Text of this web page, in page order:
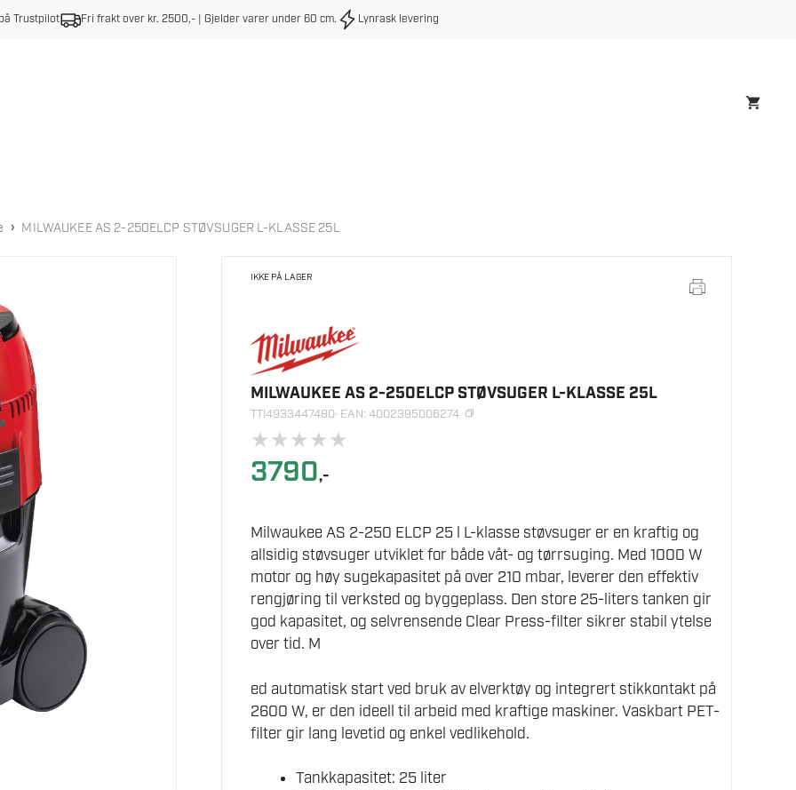
Trustpilot Fri frakt over kr. 2500,- | Gjelder varer under 60 cm. Lynrask levering
› MILWAUKEE AS 2-250ELCP STØVSUGER L-KLASSE 25L
IKKE PÅ LAGER
MILWAUKEE AS 2-250ELCP STØVSUGER L-KLASSE 25L
TTI4933447480· EAN: 4002395006274
★★★★★
3790,-
Milwaukee AS 2-250 ELCP 25 l L-klasse støvsuger er en kraftig og
allsidig støvsuger utviklet for både våt- og tørrsuging. Med 1000 W
motor og høy sugekapasitet på over 210 mbar, leverer den effektiv
rengjøring til verksted og byggeplass. Den store 25-liters tanken gir
god kapasitet, og selvrensende Clear Press-filter sikrer stabil ytelse
over tid. M
ed automatisk start ved bruk av elverktøy og integrert stikkontakt på
2600 W, er den ideell til arbeid med kraftige maskiner. Vaskbart PET-
filter gir lang levetid og enkel vedlikehold.
Tankkapasitet: 25 liter